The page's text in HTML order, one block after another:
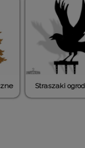
Straszaki